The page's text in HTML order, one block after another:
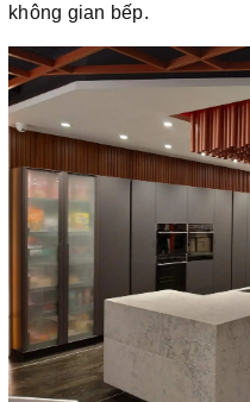
không gian bếp.